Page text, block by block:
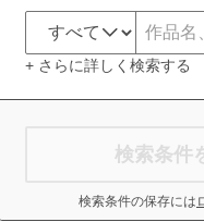
+ さらに詳しく検索する
検索条件
検索条件の保存には